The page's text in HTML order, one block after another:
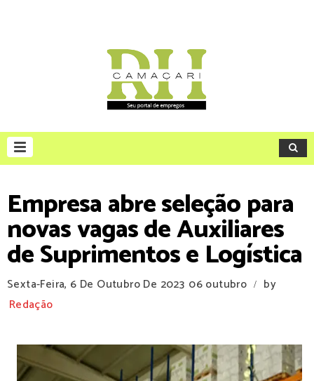
Empresa abre seleção para
novas vagas de Auxiliares
de Suprimentos e Logística
Sexta-Feira, 6 De Outubro De 2023 06 outubro /
by
Redação